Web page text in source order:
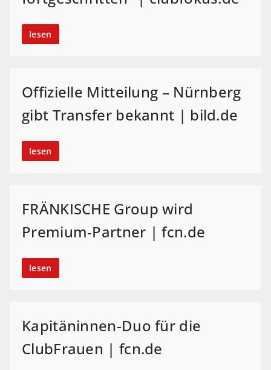
lesen
Offizielle Mitteilung – Nürnberg
gibt Transfer bekannt | bild.de
lesen
FRÄNKISCHE Group wird
Premium-Partner | fcn.de
lesen
Kapitäninnen-Duo für die
ClubFrauen | fcn.de